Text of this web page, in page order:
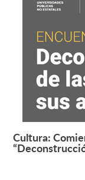
English
Cultura: